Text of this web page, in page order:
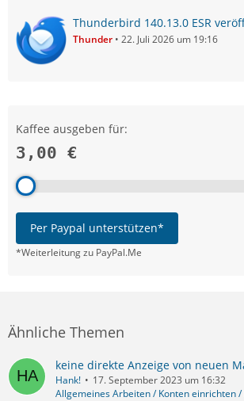
Thunderbird 140.13.0 ESR
Thunder 22. Juli 2026 um 19:16
Kaffee ausgeben für:
3,00 €
Per Paypal unterstützen*
*Weiterleitung zu PayPal.Me
Ähnliche Themen
keine direkte Anzeige von neuen
Hank!
17. September 2023 um 16:32
Allgemeines Arbeiten / Konten einrichten